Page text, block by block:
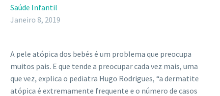
Saúde Infantil
Janeiro 8, 2019
A pele atópica dos bebés é um problema que preocupa
muitos pais. E que tende a preocupar cada vez mais, uma
que vez, explica o pediatra Hugo Rodrigues, “a dermatite
atópica é extremamente frequente e o número de casos